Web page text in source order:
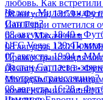
любовь. Как
08 августа, 13:59 •
Иан Гэрри отметился
боем с Махачевым
08 августа, 13:09 •
Прямая трансляция
08 августа, 12:16 •
Молодым
комментарии
Челси - Милан: видео
Сатпаев?
08 августа, 18:49 •
UFC Vegas 120:
07 августа, 19:04 •
Дастан Сатпаев в
смотреть трансляцию?
08 августа, 16:28 •